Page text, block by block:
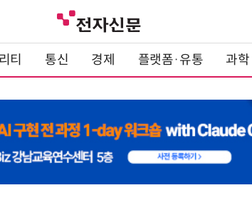
티 통신 경제 플랫폼·유통 과학